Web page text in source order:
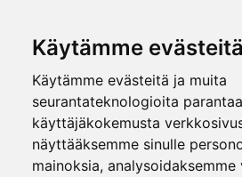
Käytämme evästeitä
Käytämme evästeitä ja muita
seurantateknologioita
käyttäjäkokemusta
näyttääksemme sinulle
mainoksia,